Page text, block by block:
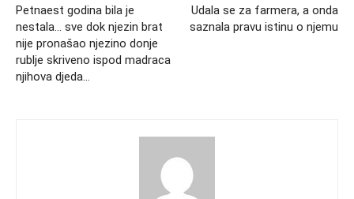
Petnaest godina bila je
nestala… sve dok njezin brat
nije pronašao njezino donje
rublje skriveno ispod madraca
njihova djeda…
Udala se za farmera, a onda
saznala pravu istinu o njemu